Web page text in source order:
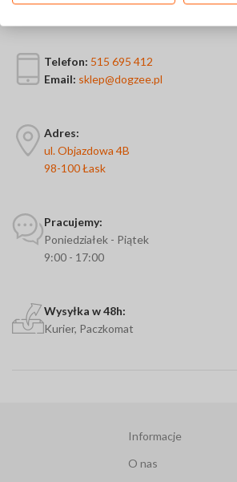
Telefon: 515 695 412
Email: sklep@dogzee.pl
Adres:
ul. Objazdowa 4B
98-100 Łask
Pracujemy:
Poniedziałek - Piątek
9:00 - 17:00
Wysyłka w 48h:
Kurier, Paczkomat
Informacje
O nas